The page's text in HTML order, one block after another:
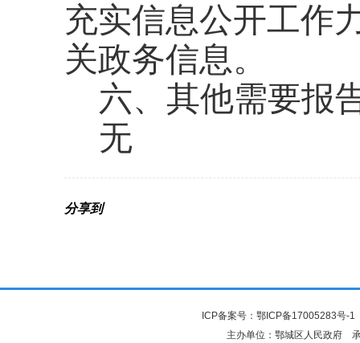
充实信息公开工作
关政务信息。
六、其他需要报
无
分享到
ICP备案号： 鄂ICP备17005283号-1
主办单位：鄂城区人民政府